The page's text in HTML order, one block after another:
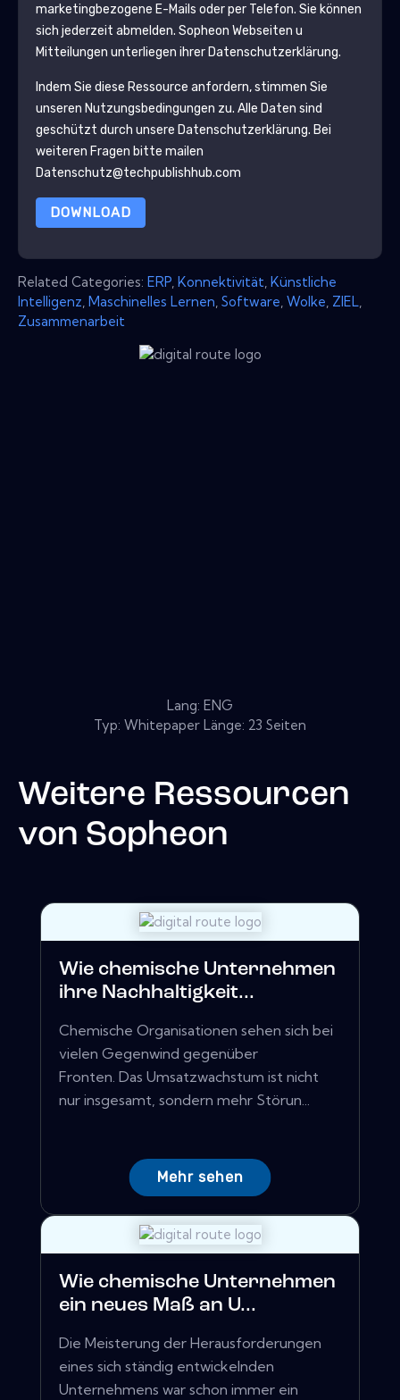
marketingbezogene E-Mails oder per Telefon. Sie können
sich jederzeit abmelden. Sopheon Webseiten u
Mitteilungen unterliegen ihrer Datenschutzerklärung.
Indem Sie diese Ressource anfordern, stimmen Sie
unseren Nutzungsbedingungen zu. Alle Daten sind
geschützt durch unsere Datenschutzerklärung. Bei
weiteren Fragen bitte mailen
Datenschutz@techpublishhub.com
DOWNLOAD
Related Categories: ERP Konnektivität Künstliche
Intelligenz Maschinelles Lernen Software Wolke ZIEL
Zusammenarbeit
Lang: ENG
Typ: Whitepaper Länge: 23 Seiten
Weitere Ressourcen
von Sopheon
Wie chemische Unternehmen
ihre Nachhaltigkeit...
Chemische Organisationen sehen sich bei
vielen Gegenwind gegenüber
Fronten. Das Umsatzwachstum ist nicht
nur insgesamt, sondern mehr Störun...
Mehr sehen
Wie chemische Unternehmen
ein neues Maß an U...
Die Meisterung der Herausforderungen
eines sich ständig entwickelnden
Unternehmens war schon immer ein